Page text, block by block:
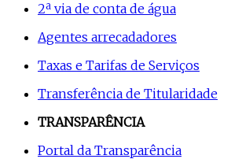
2ª via de conta de água
Agentes arrecadadores
Taxas e Tarifas de Serviços
Transferência de Titularidade
TRANSPARÊNCIA
Portal da Transparência